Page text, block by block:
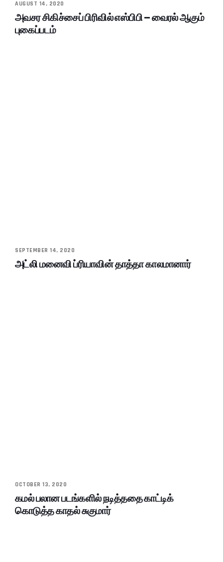
AUGUST 14, 2020
அவசர சிகிச்சைப் பிரிவில் எஸ்பிபி – வைரல் ஆகும்
புகைப்படம்
SEPTEMBER 14, 2020
அட்லி மனைவி ப்ரியாவின் தாத்தா காலமானார்
OCTOBER 13, 2020
கமல் பலான படங்களில் நடித்ததை காட்டிக்
கொடுத்த காதல் சுகுமார்